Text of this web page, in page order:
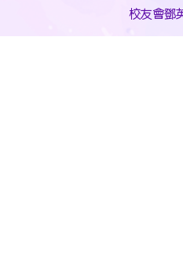
校友會鄧